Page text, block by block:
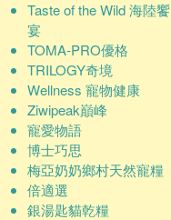
Taste of the Wild 海陸饗
宴
TOMA-PRO優格
TRILOGY奇境
Wellness 寵物健康
Ziwipeak巔峰
寵愛物語
博士巧思
梅亞奶奶鄉村天然寵糧
倍適選
銀湯匙貓乾糧